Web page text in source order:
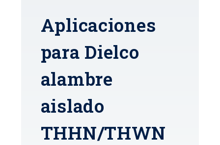
Aplicaciones
para Dielco
alambre
aislado
THHN/THWN